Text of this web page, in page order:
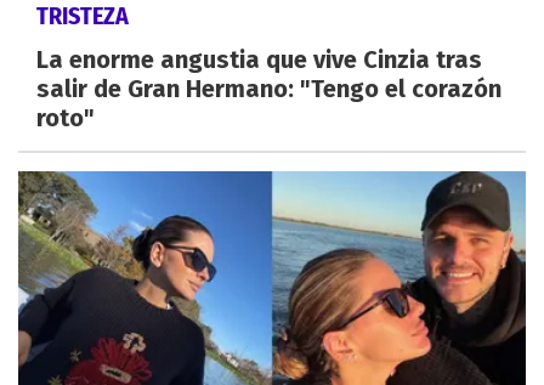
TRISTEZA
La enorme angustia que vive Cinzia tras
salir de Gran Hermano: "Tengo el corazón
roto"